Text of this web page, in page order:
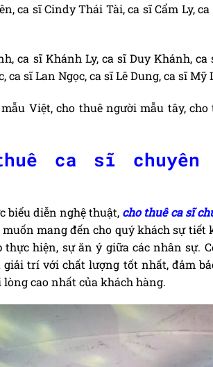
ca sĩ Cindy Thái Tài, ca sĩ Cẩm Ly,
ca sĩ Khánh Ly, ca sĩ Duy Khánh, ca
ca sĩ Lan Ngọc, ca sĩ Lê Dung, ca sĩ Mỹ
Việt, cho thuê người mẫu tây, cho
ca sĩ
biểu diễn nghệ thuật, cho thuê ca sĩ
mang đến cho quý khách sự
hiện, sự ăn ý giữa các nhân sự.
trí với chất lượng tốt nhất, đảm
cao nhất của khách hàng.